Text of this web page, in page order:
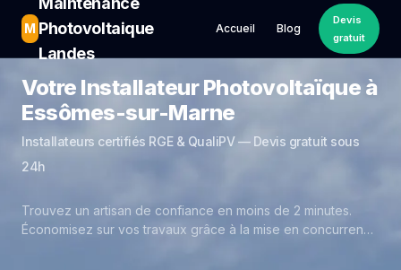
M Photovoltaique
Landes
Accueil Blog
Devis
gratuit
Votre Installateur Photovoltaïque à
Essômes-sur-Marne
Installateurs certifiés RGE & QualiPV — Devis gratuit sous
24h
Trouvez un artisan de confiance en moins de 2 minutes.
Économisez sur vos travaux grâce à la mise en concurrence